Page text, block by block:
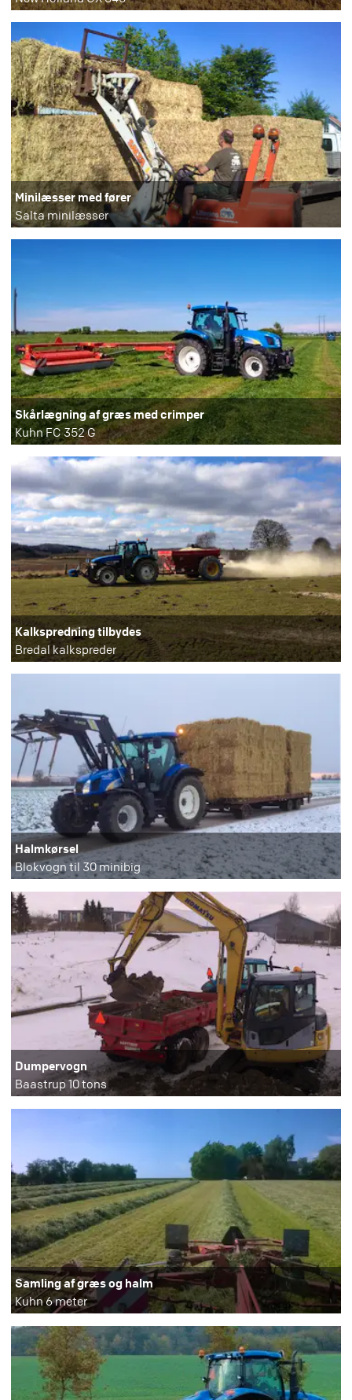
Minilæsser med fører
Salta minilæsser
Skårlægning af græs med crimper
Kuhn FC 352 G
Kalkspredning tilbydes
Bredal kalkspreder
Halmkørsel
Blokvogn til 30 minibig
Dumpervogn
Baastrup 10 tons
Samling af græs og halm
Kuhn 6 meter